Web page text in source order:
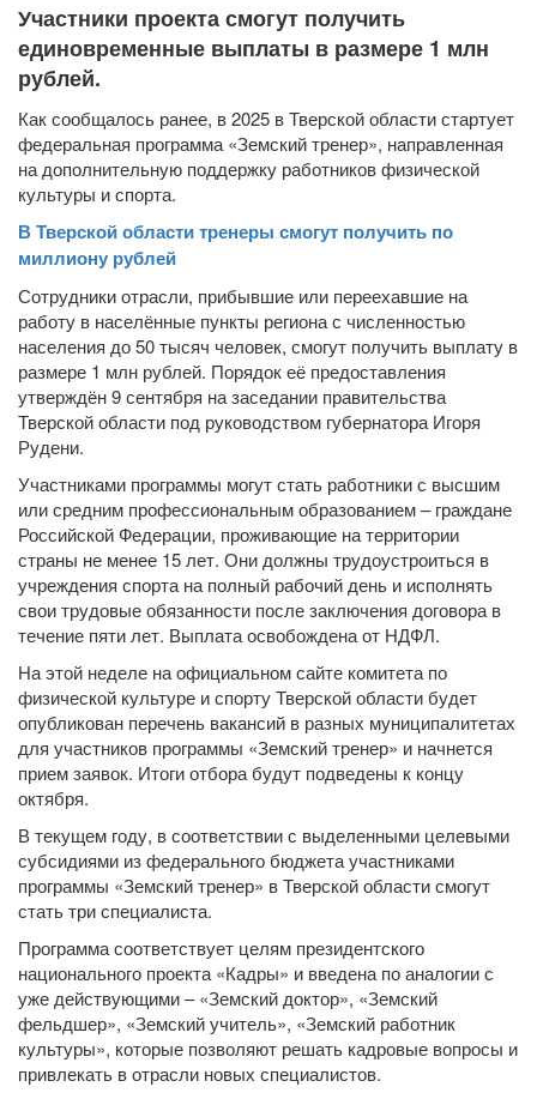
Участники проекта смогут получить
единовременные выплаты в размере 1 млн
рублей.
Как сообщалось ранее, в 2025 в Тверской области стартует
федеральная программа «Земский тренер», направленная
на дополнительную поддержку работников физической
культуры и спорта.
В Тверской области тренеры смогут получить по
миллиону рублей
Сотрудники отрасли, прибывшие или переехавшие на
работу в населённые пункты региона с численностью
населения до 50 тысяч человек, смогут получить выплату в
размере 1 млн рублей. Порядок её предоставления
утверждён 9 сентября на заседании правительства
Тверской области под руководством губернатора Игоря
Рудени.
Участниками программы могут стать работники с высшим
или средним профессиональным образованием – граждане
Российской Федерации, проживающие на территории
страны не менее 15 лет. Они должны трудоустроиться в
учреждения спорта на полный рабочий день и исполнять
свои трудовые обязанности после заключения договора в
течение пяти лет. Выплата освобождена от НДФЛ.
На этой неделе на официальном сайте комитета по
физической культуре и спорту Тверской области будет
опубликован перечень вакансий в разных муниципалитетах
для участников программы «Земский тренер» и начнется
прием заявок. Итоги отбора будут подведены к концу
октября.
В текущем году, в соответствии с выделенными целевыми
субсидиями из федерального бюджета участниками
программы «Земский тренер» в Тверской области смогут
стать три специалиста.
Программа соответствует целям президентского
национального проекта «Кадры» и введена по аналогии с
уже действующими – «Земский доктор», «Земский
фельдшер», «Земский учитель», «Земский работник
культуры», которые позволяют решать кадровые вопросы и
привлекать в отрасли новых специалистов.